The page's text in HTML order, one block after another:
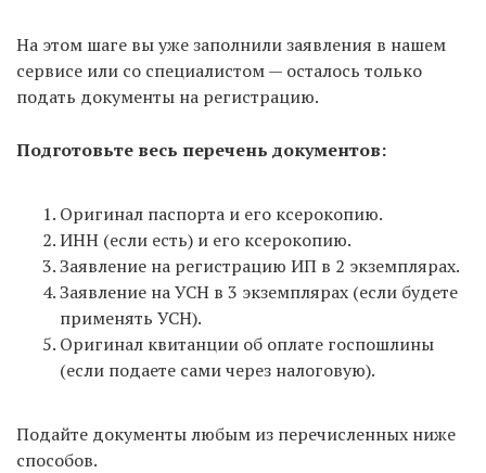
На этом шаге вы уже заполнили заявления в нашем
сервисе или со специалистом — осталось только
подать документы на регистрацию.
Подготовьте весь перечень документов:
Оригинал паспорта и его ксерокопию.
ИНН (если есть) и его ксерокопию.
Заявление на регистрацию ИП в 2 экземплярах.
Заявление на УСН в 3 экземплярах (если будете
применять УСН).
Оригинал квитанции об оплате госпошлины
(если подаете сами через налоговую).
Подайте документы любым из перечисленных ниже
способов.